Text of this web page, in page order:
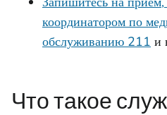
координатором по
обслуживанию 211 и
Что такое